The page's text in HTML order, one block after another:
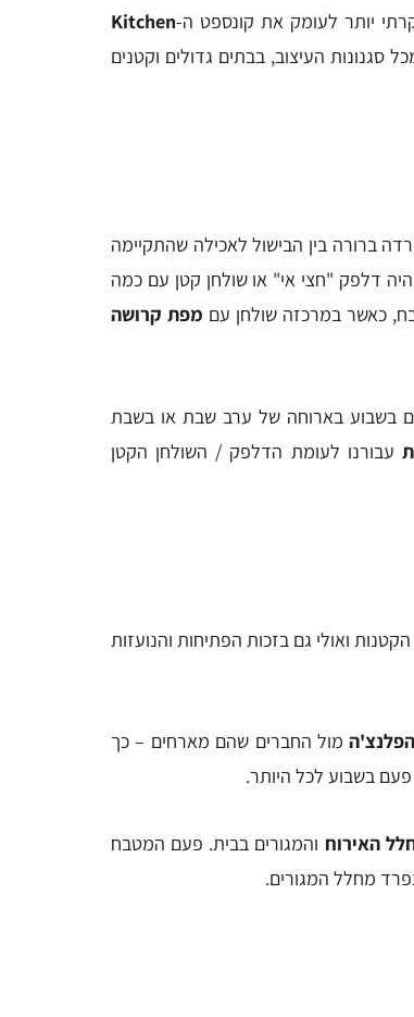
יותר לעומק את קונספט ה-Kitchen
העיצוב, בבתים גדולים וקטנים
הפרדה ברורה בין הבישול לאכילה שהתקיימה
דלפק "חצי אי" או שולחן קטן עם כמה
כאשר במרכזה שולחן עם מפת קרושה
בשבוע בארוחה של ערב שבת או בשבת
עבורנו לעומת הדלפק / השולחן הקטן
ואולי גם בזכות הפתיחות והנועזות
מול החברים שהם מארחים – כך
בשבוע לכל היותר.
האירוח והמגורים בבית. פעם המטבח
מחלל המגורים.